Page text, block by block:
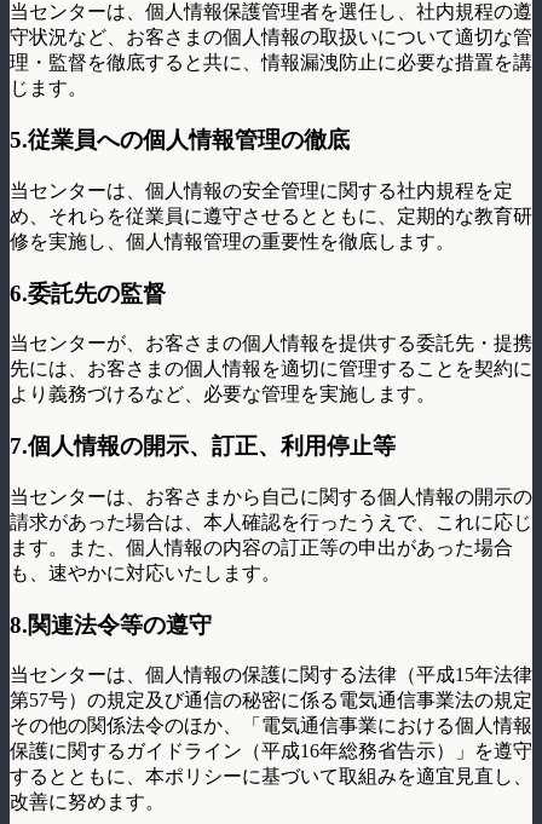
当センターは、個人情報保護管理者を選任し、社内規程の遵
守状況など、お客さまの個人情報の取扱いについて適切な管
理・監督を徹底すると共に、情報漏洩防止に必要な措置を講
じます。
5.従業員への個人情報管理の徹底
当センターは、個人情報の安全管理に関する社内規程を定
め、それらを従業員に遵守させるとともに、定期的な教育研
修を実施し、個人情報管理の重要性を徹底します。
6.委託先の監督
当センターが、お客さまの個人情報を提供する委託先・提携
先には、お客さまの個人情報を適切に管理することを契約に
より義務づけるなど、必要な管理を実施します。
7.個人情報の開示、訂正、利用停止等
当センターは、お客さまから自己に関する個人情報の開示の
請求があった場合は、本人確認を行ったうえで、これに応じ
ます。また、個人情報の内容の訂正等の申出があった場合
も、速やかに対応いたします。
8.関連法令等の遵守
当センターは、個人情報の保護に関する法律（平成15年法律
第57号）の規定及び通信の秘密に係る電気通信事業法の規定
その他の関係法令のほか、「電気通信事業における個人情報
保護に関するガイドライン（平成16年総務省告示）」を遵守
するとともに、本ポリシーに基づいて取組みを適宜見直し、
改善に努めます。